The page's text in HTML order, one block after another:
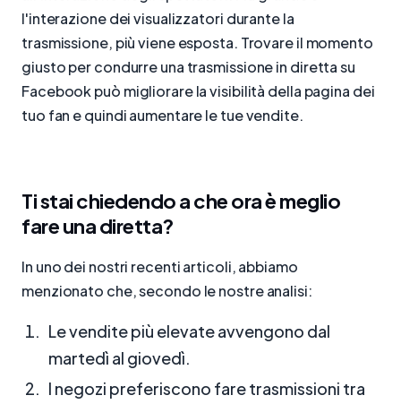
l'interazione dei visualizzatori durante la
trasmissione, più viene esposta. Trovare il momento
giusto per condurre una trasmissione in diretta su
Facebook può migliorare la visibilità della pagina dei
tuo fan e quindi aumentare le tue vendite.
Ti stai chiedendo a che ora è meglio
fare una diretta?
In uno dei nostri recenti articoli, abbiamo
menzionato che, secondo le nostre analisi:
Le vendite più elevate avvengono dal
martedì al giovedì.
I negozi preferiscono fare trasmissioni tra